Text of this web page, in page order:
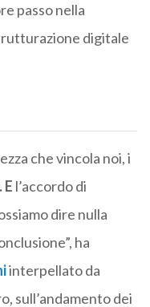
passo nella
digitale
che vincola noi, i
l’accordo di
dire nulla
ha
interpellato da
sull’andamento dei